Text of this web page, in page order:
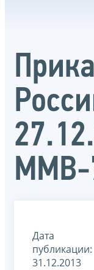
ММВ-
Дата
публикации:
31.12.2013